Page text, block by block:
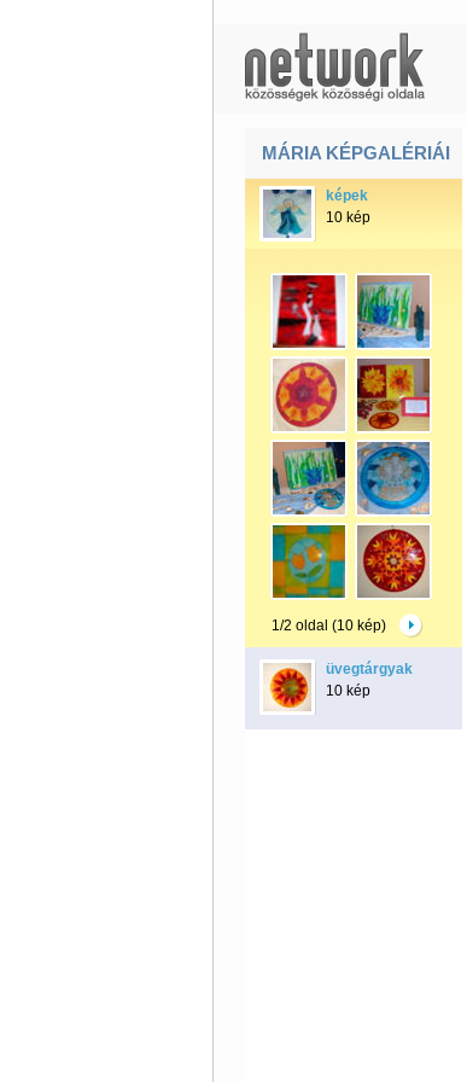
MÁRIA KÉPGALÉRIÁI
képek
10 kép
1/2 oldal (10 kép)
üvegtárgyak
10 kép